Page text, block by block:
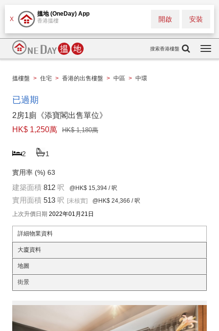
X
搵地 (OneDay) App
香港搵樓 安裝
開啟
搜索香港樓盤
搵樓盤 > 住宅 > 香港的出售樓盤 > 中區 > 中環
已過期
2房1廁《添寶閣出售單位》
HK$ 1,250萬
HK$ 1,180萬
2 1
實用率 (%) 63
建築面積 812 呎 @HK$ 15,394 / 呎
實用面積 513 呎 [未核實] @HK$ 24,366 / 呎
上次升價日期 2022年01月21日
詳細物業資料
大廈資料
地圖
街景